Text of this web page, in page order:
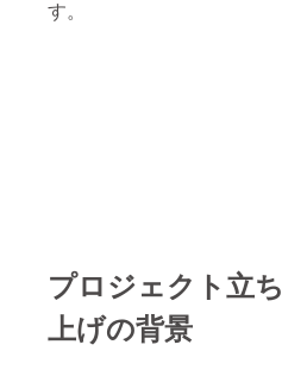
す。
プロジェクト立ち
上げの背景